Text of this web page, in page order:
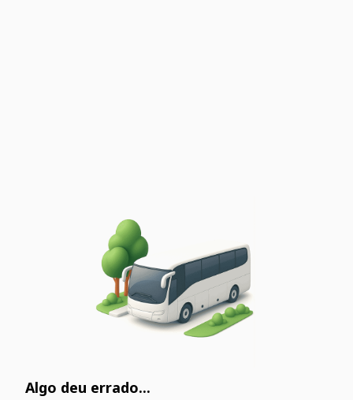
Algo deu errado...